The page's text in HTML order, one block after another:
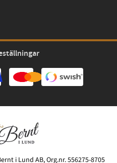
i Lund AB, Org.nr. 556275-8705